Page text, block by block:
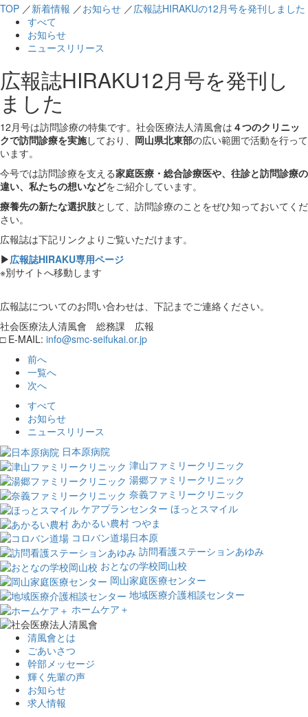
TOP ／新着情報 ／お知らせ ／広報誌HIRAKUの12月号を発刊しました
すべて
お知らせ
ニュースリリース
広報誌HIRAKU12月号を発刊し
ました
12月号は訪問診療の特集です。社会医療法人清風會は ４つのクリニッ
クで訪問診療を実施しており、 岡山県北東部の広い範囲で活動を行って
います。
今号では訪問診療を支える家庭医療・総合診療医や、往診と訪問診療の
違い、私たちの想いなどをご紹介しています。
療養先の新たな選択肢として、訪問診療のことをぜひ知っておいてくだ
さい。
広報誌は下記リンクよりご覧いただけます。
▶広報誌HIRAKU専用ページ
※別サイトへ移動します
広報誌についてのお問い合わせは、下記までご連絡ください。
​​社会医療法人清風會 総務課 広報
​​​​□ E-MAIL: info@smc-seifukai.or.jp
前へ
一覧へ
次へ
すべて
お知らせ
ニュースリリース
日本原病院
津山ファミリークリニック
湯郷ファミリークリニック
奈義ファミリークリニック
ケアプランセンター ほっとスマイル
あかるい農村 つやま
コロバン道場日本原
訪問看護ステーションあゆみ
おとなの学校岡山校
岡山家庭医療センター
地域医療介護相談センター
ホームケア＋
清風會とは
ごあいさつ
幹部メッセージ
輝く先輩の声
お知らせ
求人情報